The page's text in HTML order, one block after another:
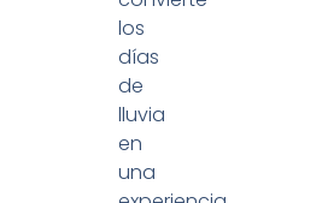
los
días
de
lluvia
en
una